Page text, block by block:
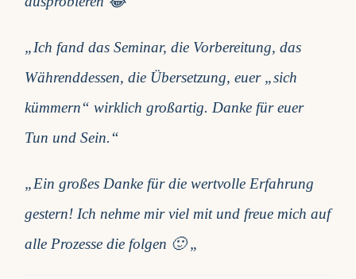
„Ich fand das Seminar, die Vorbereitung, das
Währenddessen, die Übersetzung, euer „sich
kümmern“ wirklich großartig. Danke für euer
Tun und Sein.“
„Ein großes Danke für die wertvolle Erfahrung
gestern! Ich nehme mir viel mit und freue mich auf
alle Prozesse die folgen 🙂 „